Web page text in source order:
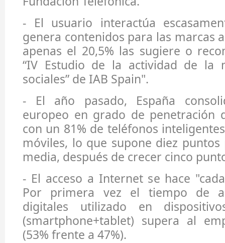
- El usuario interactúa
genera contenidos para las marcas
apenas el 20,5% las sugiere o
“IV Estudio de la actividad de la
sociales” de IAB Spain".
- El año pasado, España
europeo en grado de penetración
con un 81% de teléfonos
móviles, lo que supone diez
media, después de crecer cinco
- El acceso a Internet se hace
Por primera vez el tiempo de
digitales utilizado en
(smartphone+tablet) supera al
(53% frente a 47%).